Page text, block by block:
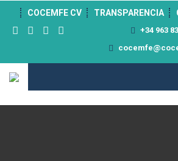
COCEMFE CV TRANSPARENCIA
+34 963